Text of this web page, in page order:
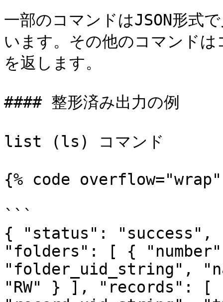
一部のコマンドはJSON形式
います。その他のコマンド
を返します。
#### 整形済み出力の例
list (ls) コマンド
{% code
```
{ "status": "success",
"folders": [ {
"folder_uid_string",
"RW" } ], "records": [